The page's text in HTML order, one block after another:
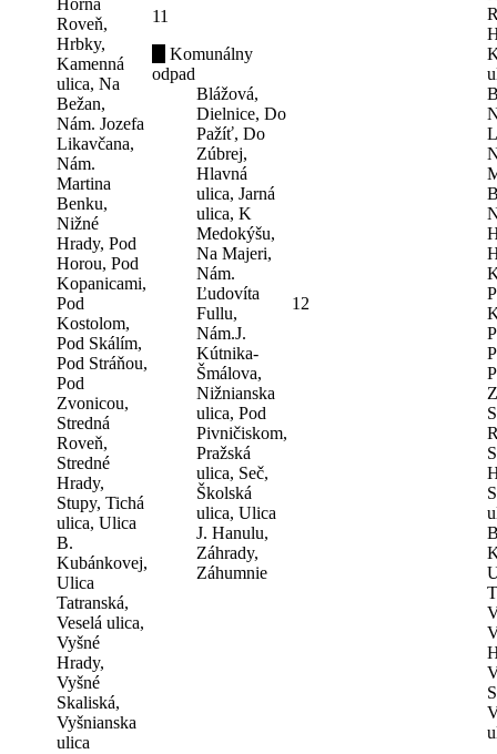
Horná
Roveň,
Hrbky,
Kamenná
ulica, Na
Bežan,
Nám. Jozefa
Likavčana,
Nám.
Martina
Benku,
Nižné
Hrady, Pod
Horou, Pod
Kopanicami,
Pod
Kostolom,
Pod Skálím,
Pod Stráňou,
Pod
Zvonicou,
Stredná
Roveň,
Stredné
Hrady,
Stupy, Tichá
ulica, Ulica
B.
Kubánkovej,
Ulica
Tatranská,
Veselá ulica,
Vyšné
Hrady,
Vyšné
Skaliská,
Vyšnianska
ulica
11
Komunálny
odpad
Blážová,
Dielnice, Do
Pažíť, Do
Zúbrej,
Hlavná
ulica, Jarná
ulica, K
Medokýšu,
Na Majeri,
Nám.
Ľudovíta
Fullu,
Nám.J.
Kútnika-
Šmálova,
Nižnianska
ulica, Pod
Pivničiskom,
Pražská
ulica, Seč,
Školská
ulica, Ulica
J. Hanulu,
Záhrady,
Záhumnie
12